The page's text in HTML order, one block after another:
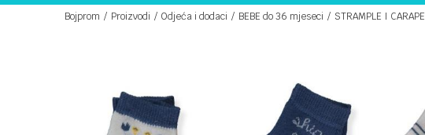
Bojprom Proizvodi Odjeća i dodaci BEBE do 36 mjeseci STRAMPLE I CARAPE